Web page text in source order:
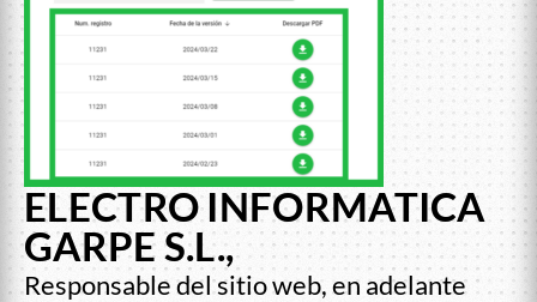
ELECTRO INFORMATICA
GARPE S.L.,
Responsable del sitio web, en adelante